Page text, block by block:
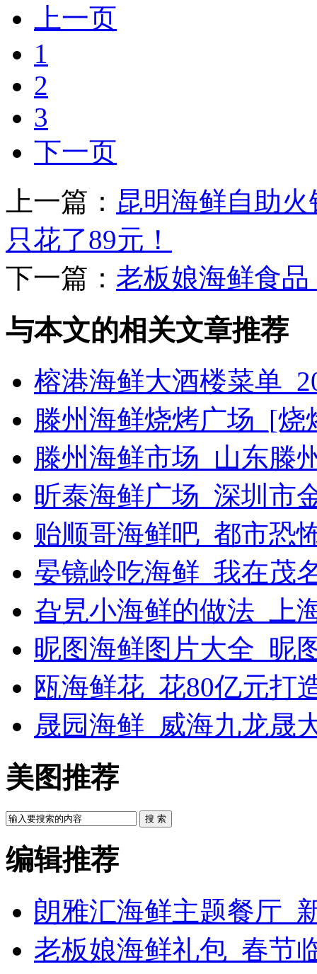
上一页
1
2
3
下一页
上一篇： 昆明海鲜自助
只花了89元！
下一篇： 老板娘海鲜食
与本文的相关文章推荐
榕港海鲜大酒楼菜单
滕州海鲜烧烤广场_[
滕州海鲜市场_山东滕
昕泰海鲜广场_深圳市
贻顺哥海鲜吧_都市恐
晏镜岭吃海鲜_我在茂
旮旯小海鲜的做法_上
昵图海鲜图片大全_昵
瓯海鲜花_花80亿元打
晟园海鲜_威海九龙晟
美图推荐
搜 索
编辑推荐
朗雅汇海鲜主题餐厅_
老板娘海鲜礼包_春节